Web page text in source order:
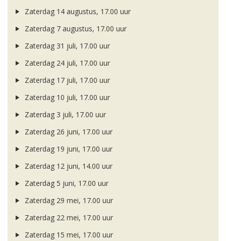
Zaterdag 14 augustus, 17.00 uur
Zaterdag 7 augustus, 17.00 uur
Zaterdag 31 juli, 17.00 uur
Zaterdag 24 juli, 17.00 uur
Zaterdag 17 juli, 17.00 uur
Zaterdag 10 juli, 17.00 uur
Zaterdag 3 juli, 17.00 uur
Zaterdag 26 juni, 17.00 uur
Zaterdag 19 juni, 17.00 uur
Zaterdag 12 juni, 14.00 uur
Zaterdag 5 juni, 17.00 uur
Zaterdag 29 mei, 17.00 uur
Zaterdag 22 mei, 17.00 uur
Zaterdag 15 mei, 17.00 uur